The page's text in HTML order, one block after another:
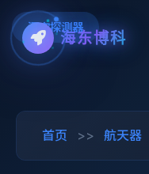
海东博科
首页 >> 航天器
深空探测器